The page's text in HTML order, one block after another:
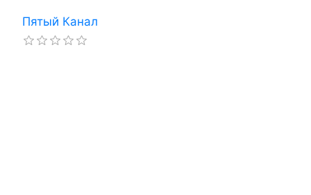
Пятый Канал